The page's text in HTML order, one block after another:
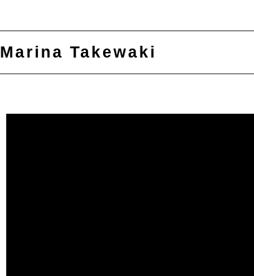
Marina Takewaki